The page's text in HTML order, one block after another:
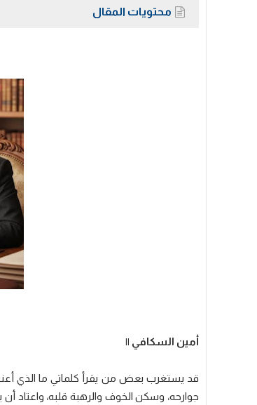
محتويات المقال
أمين السكافي ||
قد يستغرب بعض من يقرأ كلماتي ما الذي
جوارحه، وسكن الخوف والرهبة قلبه، واعتاد